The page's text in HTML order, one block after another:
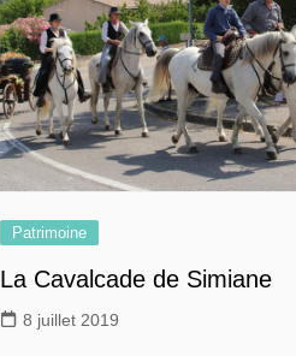
Patrimoine
La Cavalcade de Simiane
8 juillet 2019